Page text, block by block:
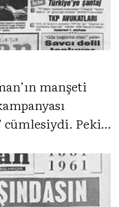
manşeti
cümlesiydi. Peki
gelin